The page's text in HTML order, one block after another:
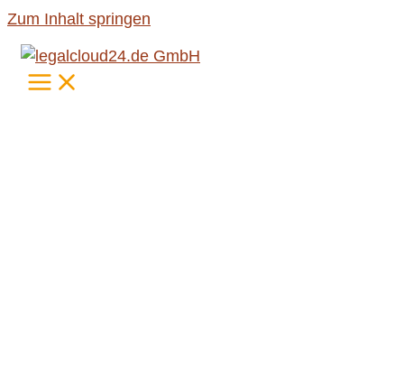
Zum Inhalt springen